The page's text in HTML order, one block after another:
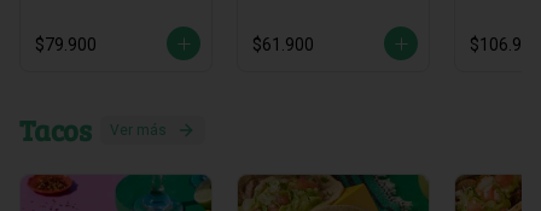
$79.900 $61.900 $106.900
Tacos Ver más